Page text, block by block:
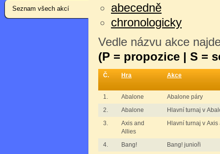
Seznam všech akcí
abecedně
chronologicky
Vedle názvu akce
(P = propozice | S =
Č. Hra Akce
1. Abalone
Abalone páry
2.
Abalone
Hlavní turnaj v
3.
Axis and
Allies
Hlavní turnaj v Axis
4. Bang!
Bang! junioři